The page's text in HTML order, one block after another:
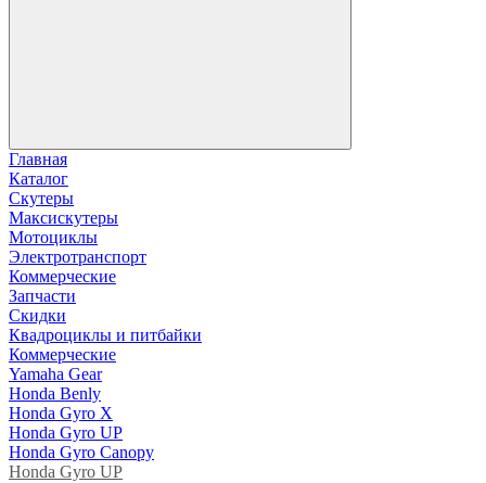
Главная
Каталог
Скутеры
Максискутеры
Мотоциклы
Электротранспорт
Коммерческие
Запчасти
Скидки
Квадроциклы и питбайки
Коммерческие
Yamaha Gear
Honda Benly
Honda Gyro X
Honda Gyro UP
Honda Gyro Canopy
Honda Gyro UP